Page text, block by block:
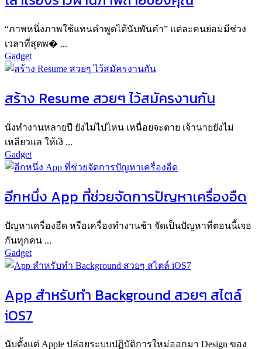
“ภาพหนึ่งภาพใช้แทนคำพูดได้นับพันคำ” แต่ละคนย่อมมีช่วง
เวลาที่สุดพ� ...
Gadget
สร้าง Resume สวยๆ ไว้สมัครงานกัน
นั่งทำงานหลายปี ยังไม่ไปไหน เหนื่อยจะตาย เจ้านายยังไม่
เหลียวแล ให้เงิ ...
Gadget
อีกหนึ่ง App ที่ช่วยจัดการปัญหาเครื่องอืด
ปัญหาเครื่องอืด หรือเครื่องทำงานช้า จัดเป็นปัญหาที่ตอนนี้เจอ
กันทุกคน ...
Gadget
App สำหรับทำ Background สวยๆ สไตล์
iOS7
นับตั้งแต่ Apple ปล่อยระบบปฏิบัติการใหม่ออกมา Design ของ